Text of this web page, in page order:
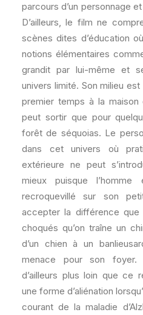
parcours d’un personnage
D’ailleurs, le film ne
scènes dites d’éducation
notions élémentaires
grandit par lui-même et
univers limité. Son milieu
premier temps à la maison
peut sortir que pour
forêt de séquoias. Le
dans cet univers où
extérieure ne peut
mieux puisque l’homme
recroquevillé sur son
accepter la différence
choqués qu’on traîne un
d’un chien à un
menace pour son foyer.
d’ailleurs plus loin que ce
une forme d’aliénation
courant de la maladie